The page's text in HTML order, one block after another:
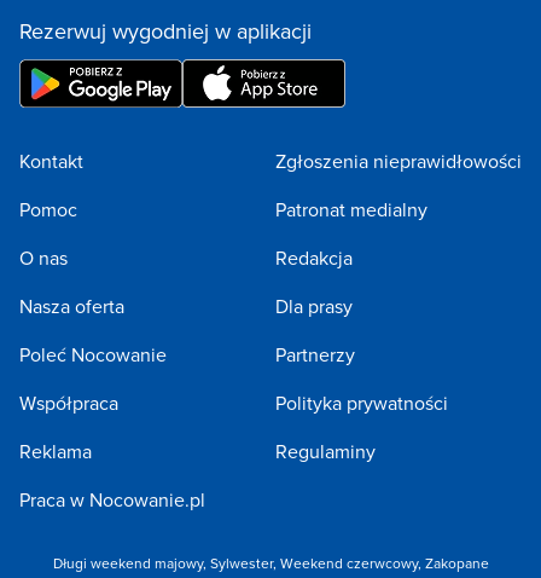
Rezerwuj wygodniej w aplikacji
Kontakt
Pomoc
O nas
Nasza oferta
Poleć Nocowanie
Współpraca
Reklama
Praca w Nocowanie.pl
Zgłoszenia nieprawidłowości
Patronat medialny
Redakcja
Dla prasy
Partnerzy
Polityka prywatności
Regulaminy
Długi weekend majowy, Sylwester, Weekend czerwcowy, Zakopane